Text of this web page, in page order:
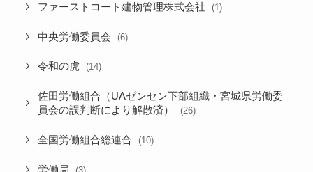
ファーストコート建物管理株式会社 (1)
中央労働委員会 (6)
令和の虎 (14)
佐田労働組合（UAゼンセン下部組織・宮城県労働委
員会の誤判断により解散済）
(26)
全国労働組合総連合 (10)
労働局